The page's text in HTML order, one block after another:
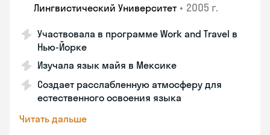
Лингвистический Университет • 2005 г.
Участвовала в программе Work and Travel в
Нью-Йорке
Изучала язык майя в Мексике
Создает расслабленную атмосферу для
естественного освоения языка
Читать дальше